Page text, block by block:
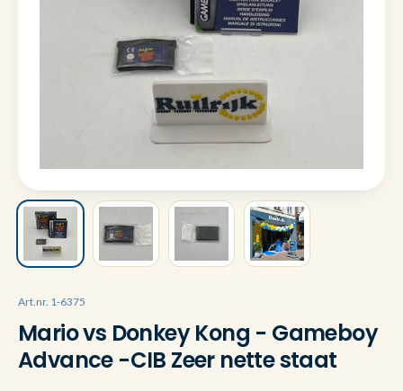
Art.nr. 1-6375
Mario vs Donkey Kong - Gameboy
Advance -CIB Zeer nette staat